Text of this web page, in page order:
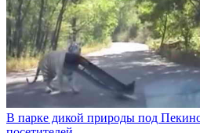
В парке дикой природы под